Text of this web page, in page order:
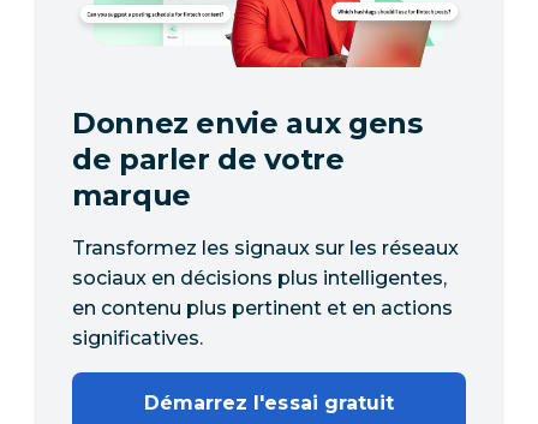
Donnez envie aux gens
de parler de votre
marque
Transformez les signaux sur les réseaux
sociaux en décisions plus intelligentes,
en contenu plus pertinent et en actions
significatives.
Démarrez l'essai gratuit